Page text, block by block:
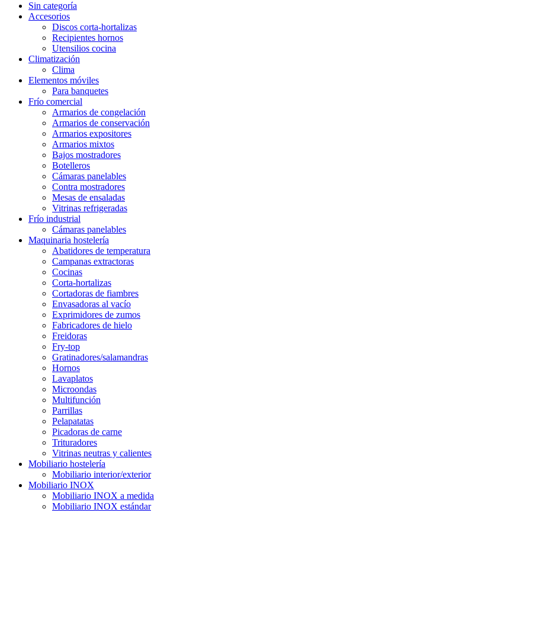
Sin categoría
Accesorios
Discos corta-hortalizas
Recipientes hornos
Utensilios cocina
Climatización
Clima
Elementos móviles
Para banquetes
Frío comercial
Armarios de congelación
Armarios de conservación
Armarios expositores
Armarios mixtos
Bajos mostradores
Botelleros
Cámaras panelables
Contra mostradores
Mesas de ensaladas
Vitrinas refrigeradas
Frío industrial
Cámaras panelables
Maquinaria hostelería
Abatidores de temperatura
Campanas extractoras
Cocinas
Corta-hortalizas
Cortadoras de fiambres
Envasadoras al vacío
Exprimidores de zumos
Fabricadores de hielo
Freidoras
Fry-top
Gratinadores/salamandras
Hornos
Lavaplatos
Microondas
Multifunción
Parrillas
Pelapatatas
Picadoras de carne
Trituradores
Vitrinas neutras y calientes
Mobiliario hostelería
Mobiliario interior/exterior
Mobiliario INOX
Mobiliario INOX a medida
Mobiliario INOX estándar